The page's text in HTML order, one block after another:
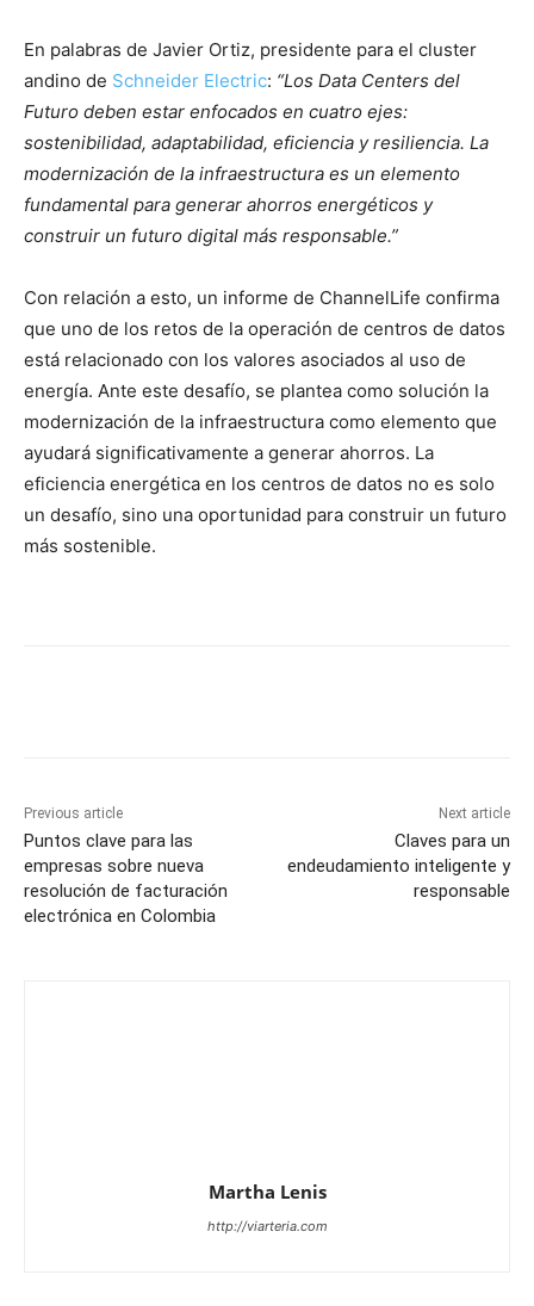
En palabras de Javier Ortiz, presidente para el cluster
andino de Schneider Electric: “Los Data Centers del
Futuro deben estar enfocados en cuatro ejes:
sostenibilidad, adaptabilidad, eficiencia y resiliencia. La
modernización de la infraestructura es un elemento
fundamental para generar ahorros energéticos y
construir un futuro digital más responsable.”
Con relación a esto, un informe de ChannelLife confirma
que uno de los retos de la operación de centros de datos
está relacionado con los valores asociados al uso de
energía. Ante este desafío, se plantea como solución la
modernización de la infraestructura como elemento que
ayudará significativamente a generar ahorros. La
eficiencia energética en los centros de datos no es solo
un desafío, sino una oportunidad para construir un futuro
más sostenible.
Previous article
Puntos clave para las
empresas sobre nueva
resolución de facturación
electrónica en Colombia
Next article
Claves para un
endeudamiento inteligente y
responsable
Martha Lenis
http://viarteria.com